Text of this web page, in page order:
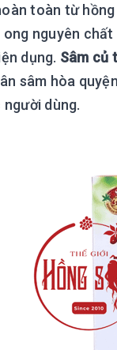
toàn từ
nguyên
dụng. Sâm củ
sâm hòa
dùng.